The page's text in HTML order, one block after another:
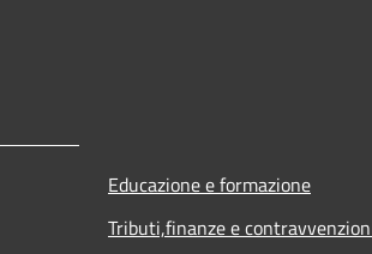
Educazione e formazione
Tributi,finanze e